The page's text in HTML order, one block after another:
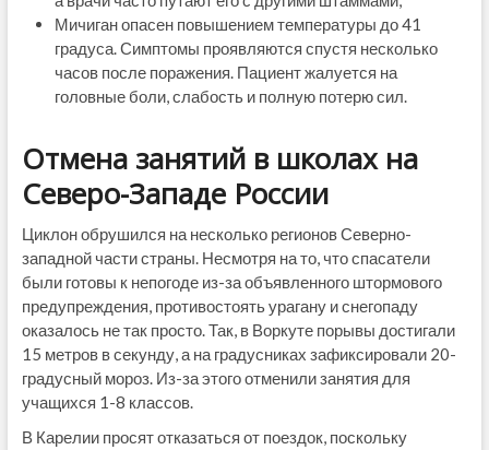
Мичиган опасен повышением температуры до 41
градуса. Симптомы проявляются спустя несколько
часов после поражения. Пациент жалуется на
головные боли, слабость и полную потерю сил.
Отмена занятий в школах на
Северо-Западе России
Циклон обрушился на несколько регионов Северно-
западной части страны. Несмотря на то, что спасатели
были готовы к непогоде из-за объявленного штормового
предупреждения, противостоять урагану и снегопаду
оказалось не так просто. Так, в Воркуте порывы достигали
15 метров в секунду, а на градусниках зафиксировали 20-
градусный мороз. Из-за этого отменили занятия для
учащихся 1-8 классов.
В Карелии просят отказаться от поездок, поскольку